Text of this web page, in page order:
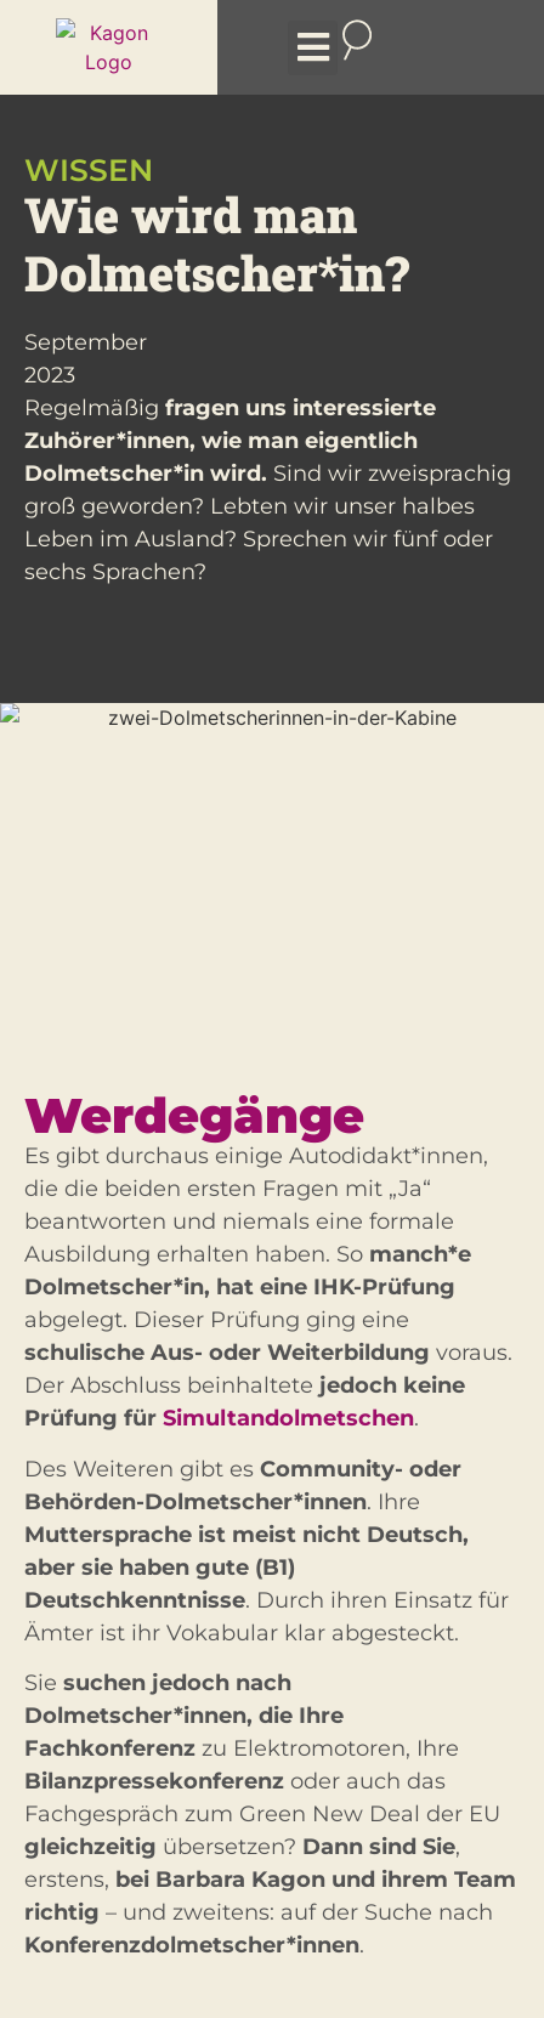
WISSEN
Wie wird man
Dolmetscher*in?
September
2023
Regelmäßig fragen uns interessierte
Zuhörer*innen, wie man eigentlich
Dolmetscher*in wird. Sind wir zweisprachig
groß geworden? Lebten wir unser halbes
Leben im Ausland? Sprechen wir fünf oder
sechs Sprachen?
Werdegänge
Es gibt durchaus einige Autodidakt*innen,
die die beiden ersten Fragen mit „Ja“
beantworten und niemals eine formale
Ausbildung erhalten haben. So manch*e
Dolmetscher*in, hat eine IHK-Prüfung
abgelegt. Dieser Prüfung ging eine
schulische Aus- oder Weiterbildung voraus.
Der Abschluss beinhaltete jedoch keine
Prüfung für Simultandolmetschen.
Des Weiteren gibt es Community- oder
Behörden-Dolmetscher*innen. Ihre
Muttersprache ist meist nicht Deutsch,
aber sie haben gute (B1)
Deutschkenntnisse. Durch ihren Einsatz für
Ämter ist ihr Vokabular klar abgesteckt.
Sie suchen jedoch nach
Dolmetscher*innen, die Ihre
Fachkonferenz zu Elektromotoren, Ihre
Bilanzpressekonferenz oder auch das
Fachgespräch zum Green New Deal der EU
gleichzeitig übersetzen? Dann sind Sie,
erstens, bei Barbara Kagon und ihrem Team
richtig – und zweitens: auf der Suche nach
Konferenzdolmetscher*innen.